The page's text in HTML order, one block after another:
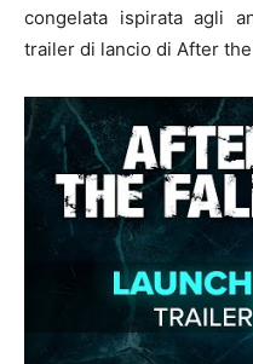
congelata ispirata agli
trailer di lancio di After the